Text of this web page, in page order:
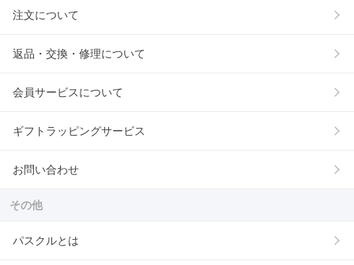
注文について
返品・交換・修理について
会員サービスについて
ギフトラッピングサービス
お問い合わせ
その他
パスクルとは